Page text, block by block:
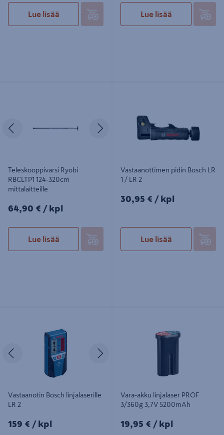
Lue lisää Lue lisää
Teleskooppivarsi Ryobi
RBCLTP1 124-320cm
mittalaitteille
64,90€/kpl
64,90 € / kpl
Lue lisää
Vastaanottimen pidin Bosch LR
1 / LR 2
30,95€/kpl
30,95 € / kpl
Lue lisää
Edellinen
Vastaanotin Bosch linjalaserille
LR 2
159€/kpl
159 € / kpl
Vara-akku linjalaser PROF
3/360g 3,7V 5200mAh
19,95€/kpl
19,95 € / kpl